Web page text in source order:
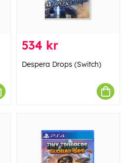
534 kr
Despera Drops (Switch)